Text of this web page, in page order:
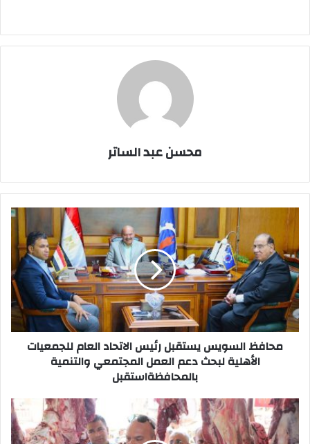
محسن عبد الساتر
محافظ
السويس
يستقبل
رئيس
الاتحاد
العام
للجمعيات
الأهلية
لبحث
دعم
بالمحافظةاستقبل
محافظ السويس يستقبل رئيس الاتحاد العام للجمعيات
الأهلية لبحث دعم العمل المجتمعي والتنمية
بالمحافظةاستقبل
في
إطارمبادرة
«لحوم